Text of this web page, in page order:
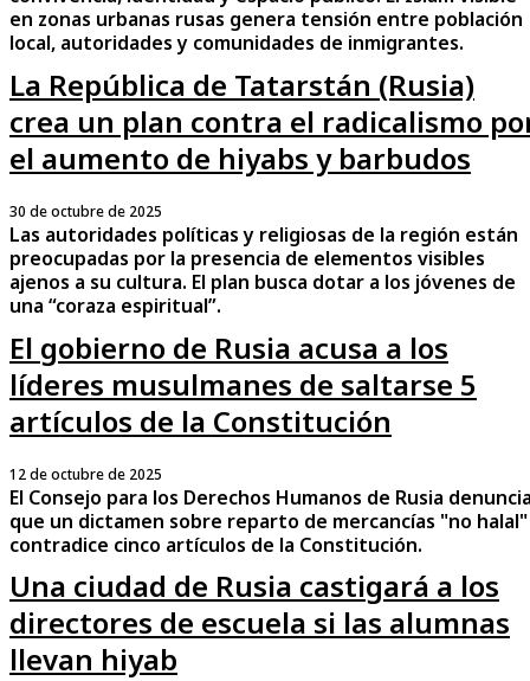
en zonas urbanas rusas genera tensión entre población
local, autoridades y comunidades de inmigrantes.
La República de Tatarstán (Rusia)
crea un plan contra el radicalismo
el aumento de hiyabs y barbudos
30 de octubre de 2025
Las autoridades políticas y religiosas de la región están
preocupadas por la presencia de elementos visibles
ajenos a su cultura. El plan busca dotar a los jóvenes de
una “coraza espiritual”.
El gobierno de Rusia acusa a los
líderes musulmanes de saltarse 5
artículos de la Constitución
12 de octubre de 2025
El Consejo para los Derechos Humanos de Rusia
que un dictamen sobre reparto de mercancías "no halal"
contradice cinco artículos de la Constitución.
Una ciudad de Rusia castigará a los
directores de escuela si las alumnas
llevan hiyab